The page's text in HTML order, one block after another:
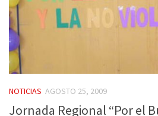
NOTICIAS AGOSTO 25, 2009
Jornada Regional “Por el